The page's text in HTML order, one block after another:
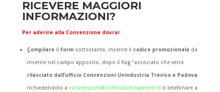
RICEVERE MAGGIORI
INFORMAZIONI?
Per aderire alla Convenzione dovrai:
Compilare il formsottostante, inserire il codice promozionale da
inserire nel campo apposito, dopo il flag “associato che verrà
rilasciato dall’ufficio Convenzioni Unindustria Treviso e Padova
richiedendolo a convenzioni@confindustriavenest.ito telefonare a